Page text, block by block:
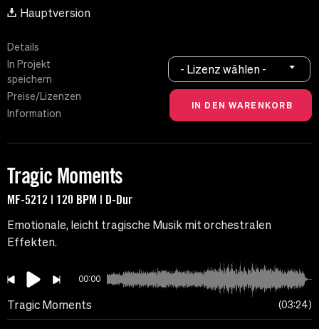
Hauptversion
Details
In Projekt
speichern
Preise/Lizenzen
Information
- Lizenz wählen -
Tragic Moments
MF-5212 | 120 BPM | D-Dur
Emotionale, leicht tragische Musik mit orchestralen
Effekten.
00:00
Tragic Moments 03:24